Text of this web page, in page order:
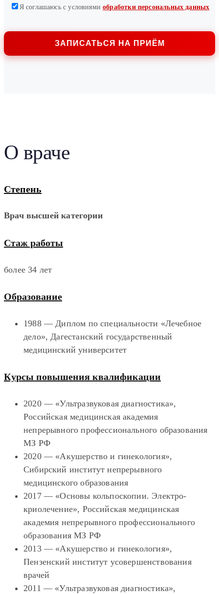
Я соглашаюсь с условиямиобработки персональных данных
О враче
Степень
Врач высшей категории
Стаж работы
более 34 лет
Образование
1988 — Диплом по специальности «Лечебное
дело», Дагестанский государственный
медицинский университет
Курсы повышения квалификации
2020 — «Ультразвуковая диагностика»,
Российская медицинская академия
непрерывного профессионального образования
МЗ РФ
2020 — «Акушерство и гинекология»,
Сибирский институт непрерывного
медицинского образования
2017 — «Основы кольпоскопии. Электро-
криолечение», Российская медицинская
академия непрерывного профессионального
образования МЗ РФ
2013 — «Акушерство и гинекология»,
Пензенский институт усовершенствования
врачей
2011 — «Ультразвуковая диагностика»,